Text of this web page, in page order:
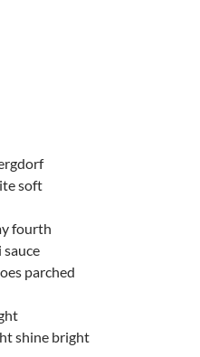
soft
fourth
sauce
parched
shine bright